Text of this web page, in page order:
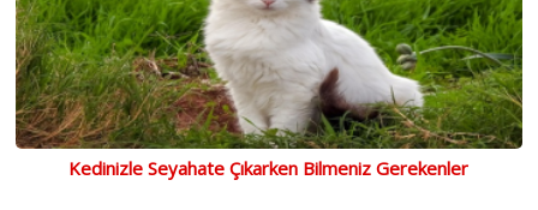
Kedinizle Seyahate Çıkarken Bilmeniz Gerekenler